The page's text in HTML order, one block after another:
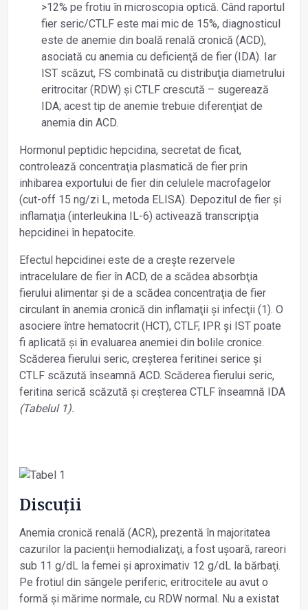
>12% pe frotiu în microscopia optică. Când raportul
fier seric/CTLF este mai mic de 15%, diagnosticul
este de anemie din boală renală cronică (ACD),
asociată cu anemia cu deficienţă de fier (IDA). Iar
IST scăzut, FS combinată cu distribuţia diametrului
eritrocitar (RDW) și CTLF crescută – sugerează
IDA; acest tip de anemie trebuie diferenţiat de
anemia din ACD.
Hormonul peptidic hepcidina, secretat de ficat,
controlează concentraţia plasmatică de fier prin
inhibarea exportului de fier din celulele macrofagelor
(cut-off 15 ng/zi L, metoda ELISA). Depozitul de fier și
inflamaţia (interleukina IL-6) activează transcripţia
hepcidinei în hepatocite.
Efectul hepcidinei este de a crește rezervele
intracelulare de fier în ACD, de a scădea absorbţia
fierului alimentar și de a scădea concentraţia de fier
circulant în anemia cronică din inflamaţii și infecţii (1). O
asociere între hematocrit (HCT), CTLF, IPR și IST poate
fi aplicată și în evaluarea anemiei din bolile cronice.
Scăderea fierului seric, creșterea feritinei serice și
CTLF scăzută înseamnă ACD. Scăderea fierului seric,
feritina serică scăzută și creșterea CTLF înseamnă IDA
(Tabelul 1).
Discuţii
Anemia cronică renală (ACR), prezentă în majoritatea
cazurilor la pacienţii hemodializaţi, a fost ușoară, rareori
sub 11 g/dL la femei și aproximativ 12 g/dL la bărbaţi.
Pe frotiul din sângele periferic, eritrocitele au avut o
formă și mărime normale, cu RDW normal. Nu a existat